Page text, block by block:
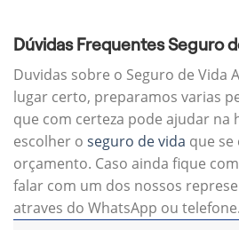
Dúvidas Frequentes Seguro
Duvidas sobre o Seguro de Vida
lugar certo, preparamos varias
que com certeza pode ajudar na
escolher o seguro de vida que se
orçamento. Caso ainda fique
falar com um dos nossos
atraves do WhatsApp ou telefone.